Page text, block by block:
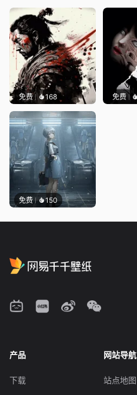
免费 168 免费
免费 150
产品
下载
网站导航
站点地图